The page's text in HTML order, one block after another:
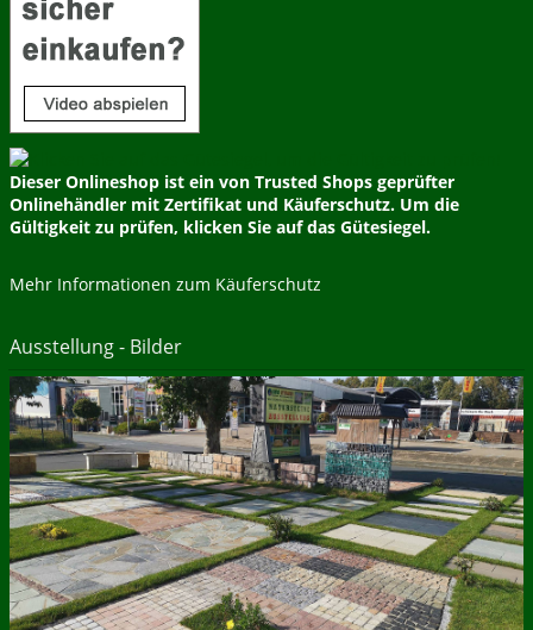
Dieser Onlineshop ist ein von Trusted Shops geprüfter
Onlinehändler mit Zertifikat und Käuferschutz. Um die
Gültigkeit zu prüfen, klicken Sie auf das Gütesiegel.
Mehr Informationen zum Käuferschutz
Ausstellung - Bilder